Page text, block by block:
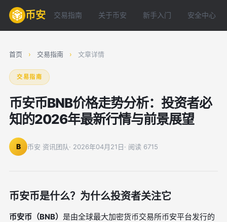
币安 交易指南 关于币安 新手入门 安全中心
首页 › 交易指南 › 文章详情
交易指南
币安币BNB价格走势分析：投资者必
知的2026年最新行情与前景展望
B 币安 资讯团队· 2026年04月21日· 阅读 6715
币安币是什么？为什么投资者关注它
币安币（BNB） 是由全球最大加密货币交易所币安平台发行的